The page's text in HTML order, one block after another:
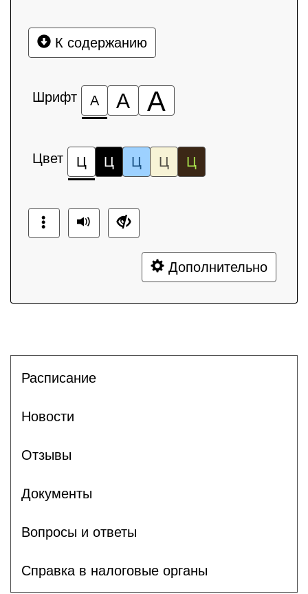
К содержанию
Шрифт А А А
Цвет Ц Ц Ц Ц Ц
Дополнительно
Расписание
Новости
Отзывы
Документы
Вопросы и ответы
Справка в налоговые органы